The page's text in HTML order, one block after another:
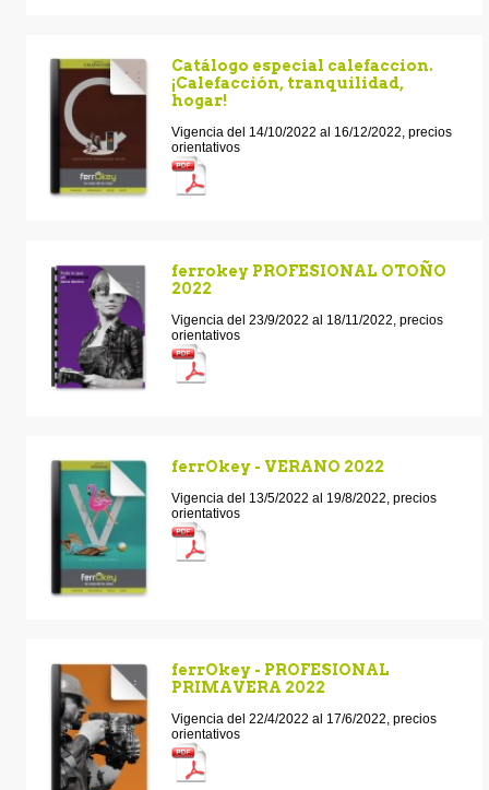
Catálogo especial calefaccion.
¡Calefacción, tranquilidad,
hogar!
Vigencia del 14/10/2022 al 16/12/2022, precios
orientativos
ferrokey PROFESIONAL OTOÑO
2022
Vigencia del 23/9/2022 al 18/11/2022, precios
orientativos
ferrOkey - VERANO 2022
Vigencia del 13/5/2022 al 19/8/2022, precios
orientativos
ferrOkey - PROFESIONAL
PRIMAVERA 2022
Vigencia del 22/4/2022 al 17/6/2022, precios
orientativos